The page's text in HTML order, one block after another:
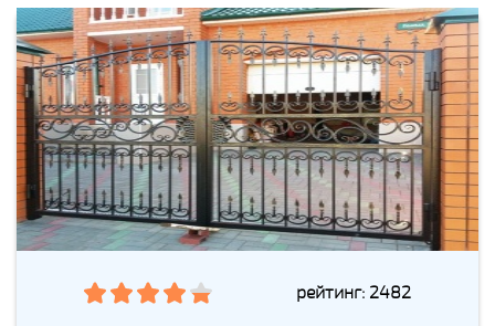
рейтинг: 2482